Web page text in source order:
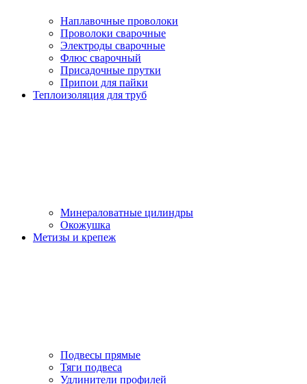
Наплавочные проволоки
Проволоки сварочные
Электроды сварочные
Флюс сварочный
Присадочные прутки
Припои для пайки
Теплоизоляция для труб
Минераловатные цилиндры
Окожушка
Метизы и крепеж
Подвесы прямые
Тяги подвеса
Удлинители профилей